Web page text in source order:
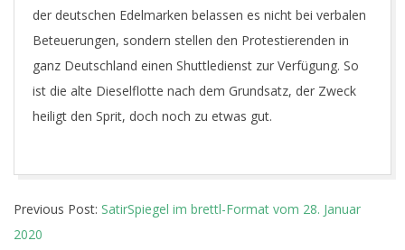
der deutschen Edelmarken belassen es nicht bei verbalen
Beteuerungen, sondern stellen den Protestierenden in
ganz Deutschland einen Shuttledienst zur Verfügung. So
ist die alte Dieselflotte nach dem Grundsatz, der Zweck
heiligt den Sprit, doch noch zu etwas gut.
02-
23
Previous Post: SatirSpiegel im brettl-Format vom 28. Januar
2020